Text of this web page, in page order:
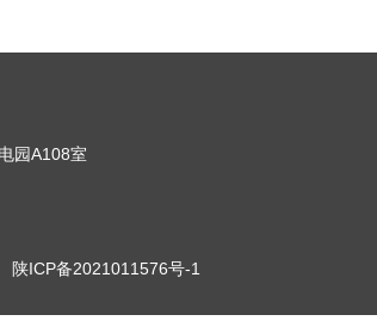
园A108室
陕ICP备2021011576号-1